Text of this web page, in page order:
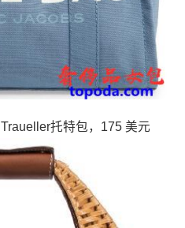
Traueller托特包，175 美元